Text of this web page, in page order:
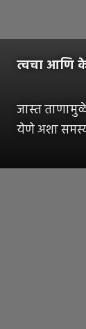
त्वचा आणि
जास्त
येणे अशा